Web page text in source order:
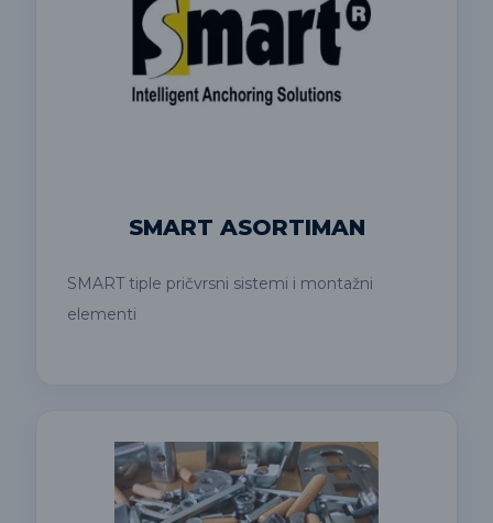
SMART ASORTIMAN
SMART tiple pričvrsni sistemi i montažni
elementi